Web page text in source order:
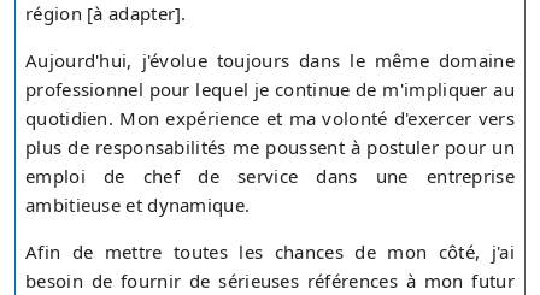
région [à adapter].
Aujourd'hui, j'évolue toujours dans le même domaine
professionnel pour lequel je continue de m'impliquer au
quotidien. Mon expérience et ma volonté d'exercer vers
plus de responsabilités me poussent à postuler pour un
emploi de chef de service dans une entreprise
ambitieuse et dynamique.
Afin de mettre toutes les chances de mon côté, j'ai
besoin de fournir de sérieuses références à mon futur